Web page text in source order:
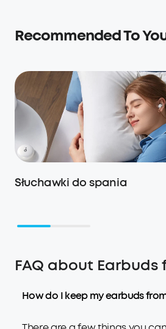
Recommended To
Słuchawki do spania
FAQ about Earbuds
How do I keep my earbuds